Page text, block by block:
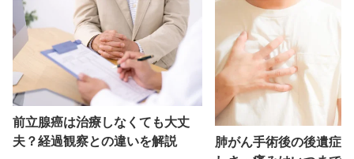
前立腺癌は治療しなくても大丈
夫？経過観察との違いを解説
肺がん手術後の後遺症